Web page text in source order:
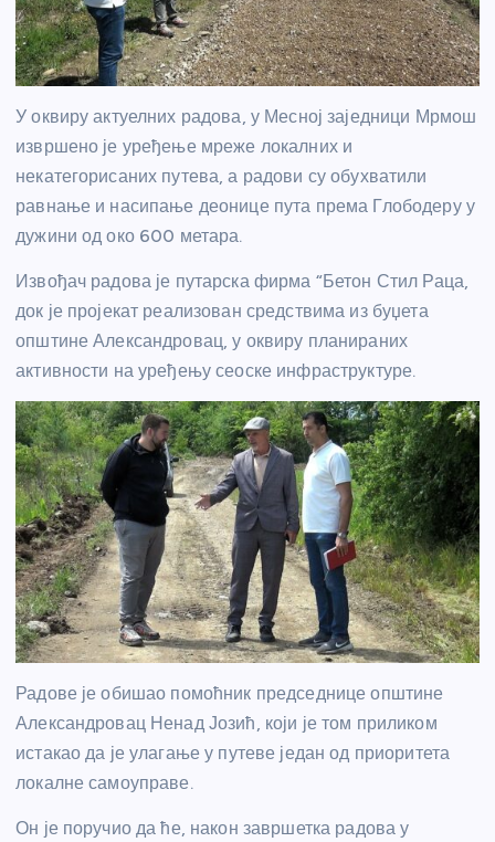
У оквиру актуелних радова, у Месној заједници Мрмош
извршено је уређење мреже локалних и
некатегорисаних путева, а радови су обухватили
равнање и насипање деонице пута према Глободеру у
дужини од око 600 метара.
Извођач радова је путарска фирма “Бетон Стил Раца,
док је пројекат реализован средствима из буџета
општине Александровац, у оквиру планираних
активности на уређењу сеоске инфраструктуре.
Радове је обишао помоћник председнице општине
Александровац Ненад Јозић, који је том приликом
истакао да је улагање у путеве један од приоритета
локалне самоуправе.
Он је поручио да ће, након завршетка радова у